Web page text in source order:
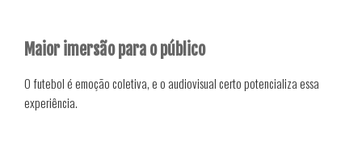
Maior imersão para o público
O futebol é emoção coletiva, e o audiovisual certo potencializa essa
experiência.